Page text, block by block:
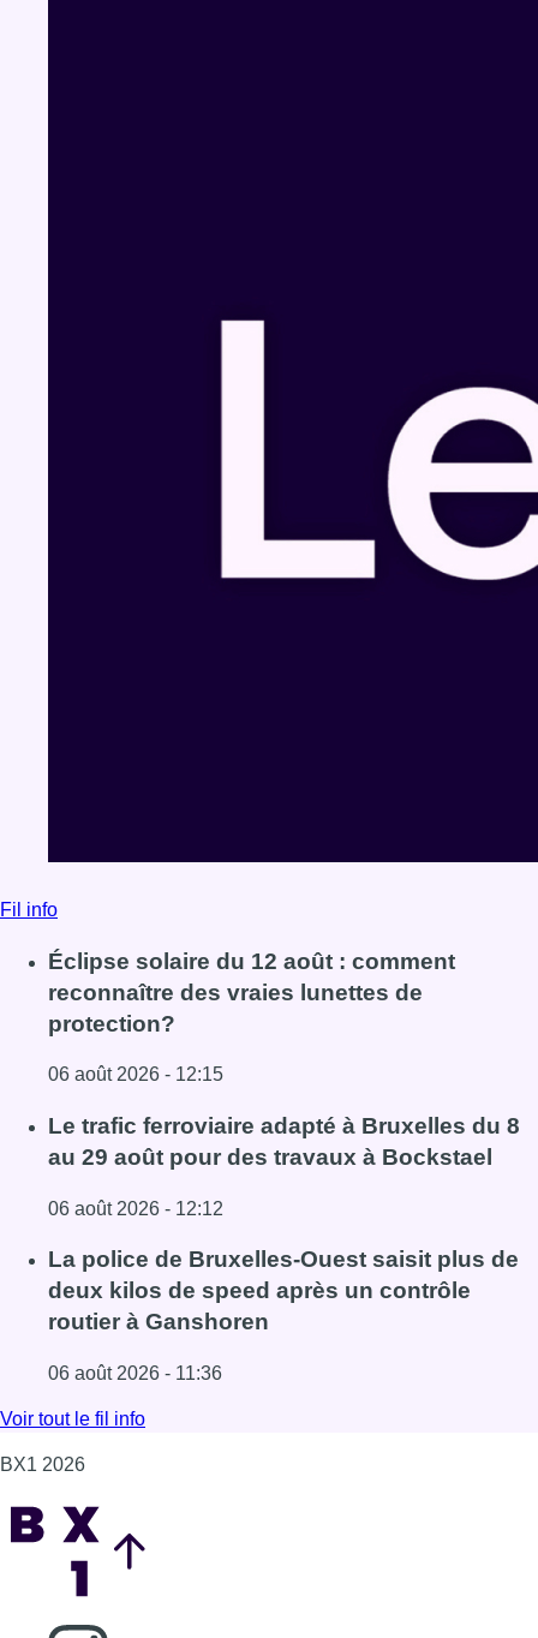
Fil info
Éclipse solaire du 12 août : comment
reconnaître des vraies lunettes de
protection?
06 août 2026 - 12:15
Lire l'article Éclipse solaire du 12 août : comment
Le trafic ferroviaire adapté à Bruxelles du 8
au 29 août pour des travaux à Bockstael
06 août 2026 - 12:12
Lire l'article Le trafic ferroviaire adapté à Bruxelles du 8
La police de Bruxelles-Ouest saisit plus de
deux kilos de speed après un contrôle
routier à Ganshoren